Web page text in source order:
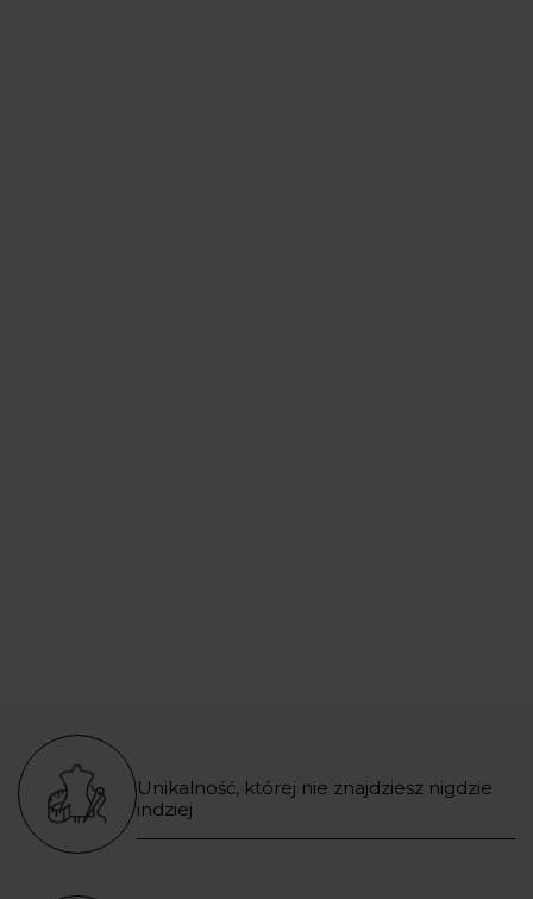
Unikalność, której nie znajdziesz nigdzie
indziej